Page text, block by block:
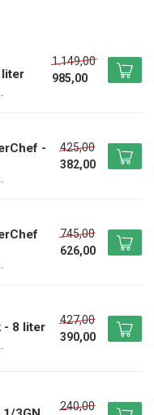
liter
1.149,00
985,00
-
425,00
382,00
745,00
626,00
- 8 liter
427,00
390,00
240,00